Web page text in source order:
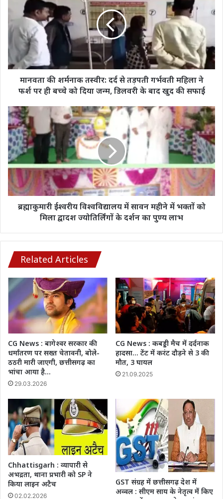
शर्मनाक
तस्वीर:
दर्द
तड़पती
गर्भवती
महिला
ही
बच्चे
को
दिया
जन्म,
डिलवरी
के
बाद
खुद
मानवता की शर्मनाक तस्वीर: दर्द से तड़पती गर्भवती महिला ने
फर्श पर ही बच्चे को दिया जन्म, डिलवरी के बाद खुद की सफाई
ब्रह्माकुमारी
ईश्वरीय
विश्वविद्यालय
में
सावन
महीने
भक्तों
को
मिला
का
पुण्य
लाभ
ब्रह्माकुमारी ईश्वरीय विश्वविद्यालय में सावन महीने में भक्तों को
मिला द्वादश ज्योतिर्लिंगों के दर्शन का पुण्य लाभ
Related Articles
CG News : बागेश्वर सरकार की
धर्मांतरण पर सख्त चेतावनी, बोले-
ठठरी मारी जाएगी, छत्तीसगढ़ का
भांचा आया है…
29.03.2026
CG News : कबड्डी मैच में दर्दनाक
हादसा… टेंट में करंट दौड़ने से 3 की
मौत, 3 घायल
21.09.2025
Chhattisgarh : व्यापारी से
अभद्रता, थाना प्रभारी को SP ने
किया लाइन अटैच
02.02.2026
GST संग्रह में छत्तीसगढ़ देश में
अव्वल : सीएम साय के नेतृत्व में किए